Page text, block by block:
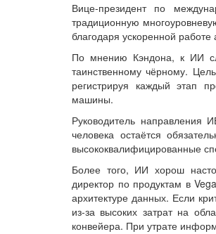
Вице-президент по
традиционную
благодаря ускоренной
По мнению Кэндона, к ИИ
таинственному чёрному.
регистрируя каждый этап
машины.
Руководитель направления
человека остаётся
высококвалифицированные
Более того, ИИ хорош
директор по продуктам в
архитектуре данных. Если
из-за высоких затрат на
конвейера. При утрате